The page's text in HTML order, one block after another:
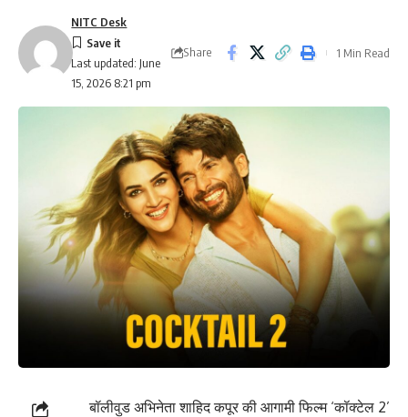
Last updated: June
15, 2026 8:21 pm
NITC Desk
Share 1 Min Read
बॉलीवुड अभिनेता शाहिद कपूर की आगामी फिल्म ‘कॉक्टेल 2’